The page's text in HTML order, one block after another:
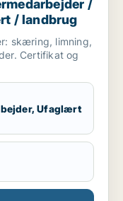
/
/ landbrug
skæring, limning,
Certifikat og
Ufaglært